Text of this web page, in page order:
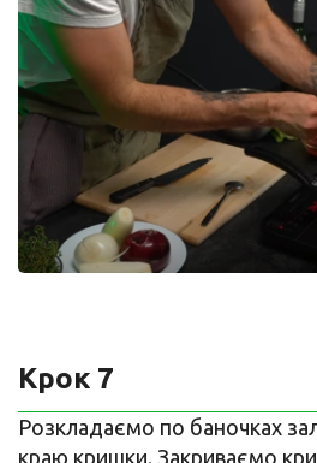
Крок 7
Розкладаємо по баночках
краю кришки. Закриваємо